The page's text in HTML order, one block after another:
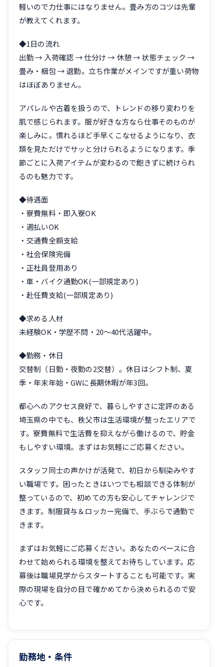
軽いので力仕事にはなりません。畳み方のコツは先輩
が教えてくれます。
◆1日の流れ
出勤 → 入荷確認 → 仕分け → 休憩 → 状態チェック →
畳み・梱包 → 退勤。立ち作業がメインですが重い荷物
はほぼありません。
アパレルや古着を扱うので、トレンドの移り変わりを
肌で感じられます。服が好きな方なら仕事そのものが
楽しみに。慣れるほど手早くこなせるようになり、衣
類を見ただけでサッと分けられるようになります。季
節ごとに入荷アイテムが変わるので飽きずに続けられ
るのも魅力です。
◆待遇面
・寮費無料・即入寮OK
・週払いOK
・交通費全額支給
・社会保険完備
・正社員登用あり
・車・バイク通勤OK(一部規定あり)
・赴任費支給(一部規定あり)
◆求める人材
未経験OK・学歴不問・20〜40代活躍中。
◆勤務・休日
交替制（日勤・夜勤の2交替）。休日はシフト制、夏
季・年末年始・GWに長期休暇が年3回。
都心へのアクセス良好で、暮らしやすさに定評のある
埼玉県の中でも、秩父市は生活環境が整ったエリアで
す。寮費無料で生活費を抑えながら働けるので、貯金
もしやすい環境。まずはお気軽にご応募ください。
スタッフ同士の声かけが活発で、初日から馴染みやす
い職場です。困ったときはいつでも相談できる体制が
整っているので、初めての方も安心してチャレンジで
きます。制服貸与＆ロッカー完備で、手ぶらで通勤で
きます。
まずはお気軽にご応募ください。あなたのペースに合
わせて始められる環境を整えてお待ちしています。応
募後は職場見学からスタートすることも可能です。実
際の現場を自分の目で確かめてから決められるので安
心です。
勤務地・条件